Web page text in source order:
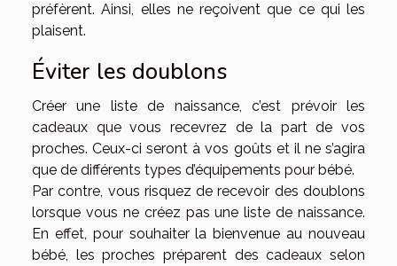
préfèrent. Ainsi, elles ne reçoivent que ce qui les
plaisent.
Éviter les doublons
Créer une liste de naissance, c’est prévoir les
cadeaux que vous recevrez de la part de vos
proches. Ceux-ci seront à vos goûts et il ne s’agira
que de différents types d’équipements pour bébé.
Par contre, vous risquez de recevoir des doublons
lorsque vous ne créez pas une liste de naissance.
En effet, pour souhaiter la bienvenue au nouveau
bébé, les proches préparent des cadeaux selon